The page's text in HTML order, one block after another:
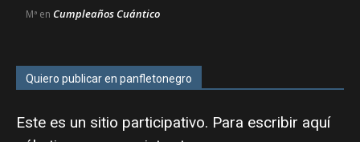
Mª en Cumpleaños Cuántico
Quiero publicar en panfletonegro
Este es un sitio participativo. Para escribir aquí